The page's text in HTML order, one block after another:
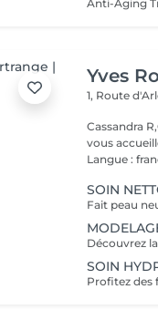
Yves
1, Route
Cassandra
vous
Langue :
SOIN
SOIN